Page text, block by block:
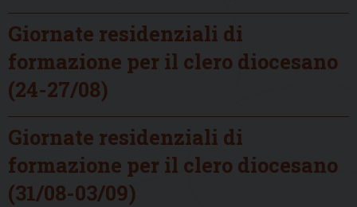
Giornate residenziali di
formazione per il clero diocesano
(24-27/08)
Giornate residenziali di
formazione per il clero diocesano
(31/08-03/09)